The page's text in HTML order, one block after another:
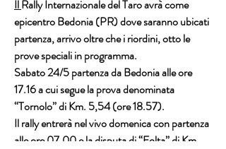
Il Rally Internazionale del Taro avrà come
epicentro Bedonia (PR) dove saranno ubicati
partenza, arrivo oltre che i riordini, otto le
prove speciali in programma.
Sabato 24/5 partenza da Bedonia alle ore
17.16 a cui segue la prova denominata
“Tornolo” di Km. 5,54 (ore 18.57).
Il rally entrerà nel vivo domenica con partenza
alle ore 07.00 e la disputa di “Folta” di Km.